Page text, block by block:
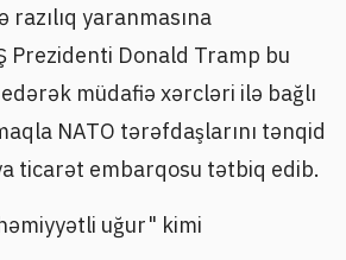
yaranmasına
Prezidenti Donald Tramp bu
müdafiə xərcləri ilə bağlı
NATO tərəfdaşlarını tənqid
ticarət embarqosu tətbiq edib.
uğur" kimi